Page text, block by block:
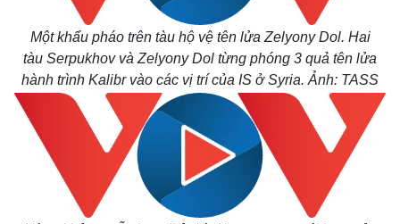
Một khẩu pháo trên tàu hộ vệ tên lửa Zelyony Dol. Hai
tàu Serpukhov và Zelyony Dol từng phóng 3 quả tên lửa
hành trình Kalibr vào các vị trí của IS ở Syria. Ảnh: TASS